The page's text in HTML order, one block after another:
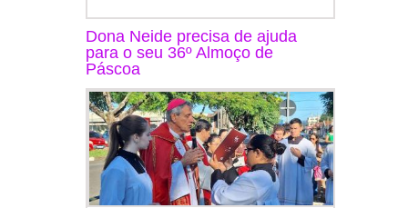
Dona Neide precisa de ajuda
para o seu 36º Almoço de
Páscoa